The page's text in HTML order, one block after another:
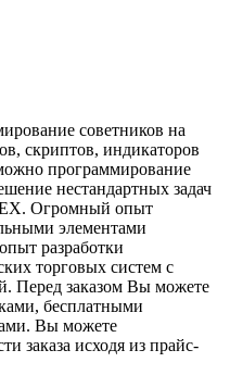
советников на
скриптов, индикаторов
программирование
нестандартных задач
Огромный опыт
элементами
разработки
торговых систем с
Перед заказом Вы можете
бесплатными
Вы можете
заказа исходя из прайс-